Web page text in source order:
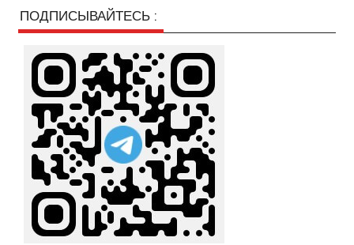
ПОДПИСЫВАЙТЕСЬ :